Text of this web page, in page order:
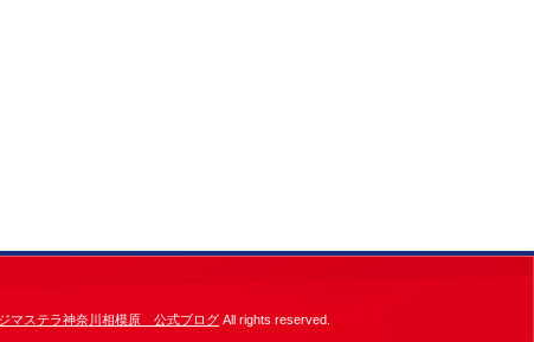
マステラ神奈川相模原 公式ブログ All rights reserved.